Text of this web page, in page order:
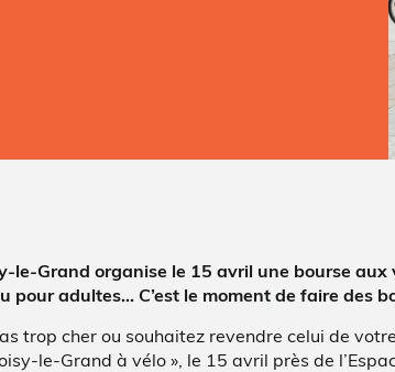
le-Grand organise le 15 avril une bourse
pour adultes… C’est le moment de faire des
trop cher ou souhaitez revendre celui de
le-Grand à vélo », le 15 avril près de